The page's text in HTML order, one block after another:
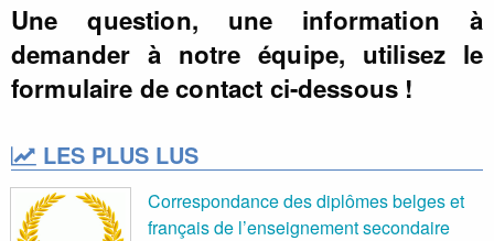
Une question, une information à
demander à notre équipe, utilisez le
formulaire de contact ci-dessous !
LES PLUS LUS
Correspondance des diplômes belges et
français de l’enseignement secondaire